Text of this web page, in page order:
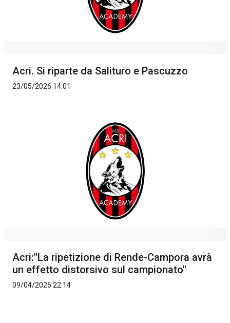
Acri. Si riparte da Salituro e Pascuzzo
23/05/2026 14:01
Acri:"La ripetizione di Rende-Campora avrà
un effetto distorsivo sul campionato"
09/04/2026 22:14